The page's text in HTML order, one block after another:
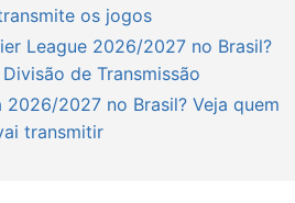
os jogos
League 2026/2027 no Brasil?
de Transmissão
2026/2027 no Brasil? Veja quem
transmitir